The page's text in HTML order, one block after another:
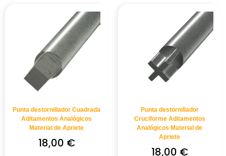
Punta destornillador Cuadrada
Aditamentos Analógicos
Material de Apriete
18,00 €
Punta destornillador
Cruciforme Aditamentos
Analógicos Material de
Apriete
18,00 €